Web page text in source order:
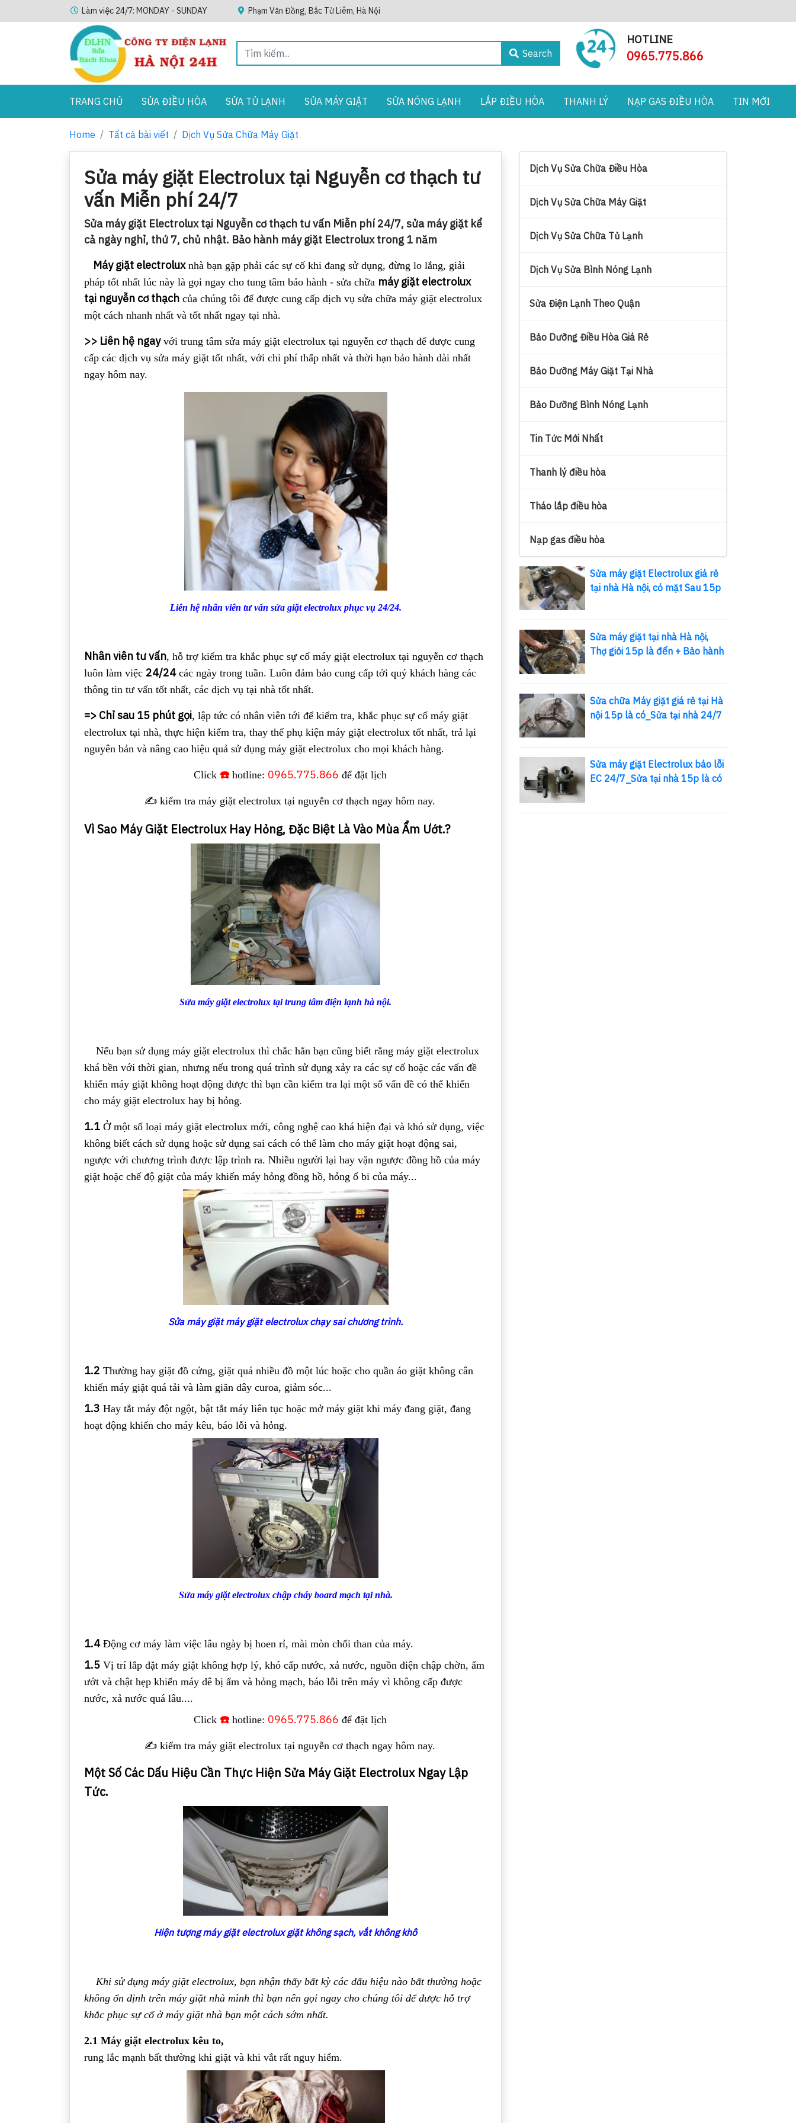
Làm việc 24/7: MONDAY - SUNDAY Phạm Văn Đồng, Bắc Từ Liêm, Hà Nội
Search
HOTLINE
0965.775.866
TRANG CHỦ SỬA ĐIỀU HÒA SỬA TỦ LẠNH SỬA MÁY GIẶT SỬA NÓNG LẠNH LẮP ĐIỀU HÒA THANH LÝ NẠP GAS ĐIỀU HÒA TIN MỚI
Home Tất cả bài viết Dịch Vụ Sửa Chữa Máy Giặt
Sửa máy giặt Electrolux tại Nguyễn cơ thạch tư
vấn Miễn phí 24/7
Sửa máy giặt Electrolux tại Nguyễn cơ thạch tư vấn Miễn phí 24/7, sửa máy giặt kể
cả ngày nghỉ, thứ 7, chủ nhật. Bảo hành máy giặt Electrolux trong 1 năm
Máy giặt electroluxnhà bạn gặp phải các sự cố khi đang sử dụng, đừng lo lắng, giải
pháp tốt nhất lúc này là gọi ngay cho tung tâm bảo hành - sửa chữa máy giặt electrolux
tại nguyễn cơ thạch của chúng tôi để được cung cấp dịch vụ sửa chữa máy giặt electrolux
một cách nhanh nhất và tốt nhất ngay tại nhà.
>> Liên hệ ngayvới trung tâm sửa máy giặt electrolux tại nguyễn cơ thạch để được cung
cấp các dịch vụ sửa máy giặt tốt nhất, với chi phí thấp nhất và thời hạn bảo hành dài nhất
ngay hôm nay.
Liên hệ nhân viên tư vấn sửa giặt electrolux phục vụ 24/24.
Nhân viên tư vấn, hỗ trợ kiểm tra khắc phục sự cố máy giặt electrolux tại nguyễn cơ thạch
luôn làm việc 24/24các ngày trong tuần. Luôn đảm bảo cung cấp tới quý khách hàng các
thông tin tư vấn tốt nhất, các dịch vụ tại nhà tốt nhất.
=> Chỉ sau 15 phút gọi, lập tức có nhân viên tới để kiểm tra, khắc phục sự cố máy giặt
electrolux tại nhà, thực hiện kiểm tra, thay thế phụ kiện máy giặt electrolux tốt nhất, trả lại
nguyên bản và nâng cao hiệu quả sử dụng máy giặt electrolux cho mọi khách hàng.
Click ☎️hotline: 0965.775.866 để đặt lịch
✍️ kiểm tra máy giặt electrolux tại nguyễn cơ thạch ngay hôm nay.
Vì Sao Máy Giặt Electrolux Hay Hỏng, Đặc Biệt Là Vào Mùa Ẩm Ướt.?
Sửa máy giặt electrolux tại trung tâm điện lạnh hà nội.
Nếu bạn sử dụng máy giặt electrolux thì chắc hẳn bạn cũng biết rằng máy giặt electrolux
khá bền với thời gian, nhưng nếu trong quá trình sử dụng xảy ra các sự cố hoặc các vấn đề
khiến máy giặt không hoạt động được thì bạn cần kiểm tra lại một số vấn đề có thể khiến
cho máy giặt electrolux hay bị hỏng.
1.1 Ở một số loại máy giặt electrolux mới, công nghệ cao khá hiện đại và khó sử dụng, việc
không biết cách sử dụng hoặc sử dụng sai cách có thể làm cho máy giặt hoạt động sai,
ngược với chương trình được lập trình ra. Nhiều người lại hay vặn ngược đồng hồ của máy
giặt hoặc chế độ giặt của máy khiến máy hỏng đồng hồ, hỏng ổ bi của máy...
Sửa máy giặt máy giặt electrolux chạy sai chương trình.
1.2 Thường hay giặt đồ cứng, giặt quá nhiều đồ một lúc hoặc cho quần áo giặt không cân
khiến máy giặt quá tải và làm giãn dây curoa, giảm sóc...
1.3 Hay tắt máy đột ngột, bật tắt máy liên tục hoặc mở máy giặt khi máy đang giặt, đang
hoạt động khiến cho máy kêu, báo lỗi và hỏng.
Sửa máy giặt electrolux chập cháy board mạch tại nhà.
1.4Động cơ máy làm việc lâu ngày bị hoen rỉ, mài mòn chổi than của máy.
1.5 Vị trí lắp đặt máy giặt không hợp lý, khó cấp nước, xả nước, nguồn điện chập chờn, ẩm
ướt và chật hẹp khiến máy dê bị ẩm và hỏng mạch, báo lỗi trên máy vì không cấp được
nước, xả nước quá lâu....
Click ☎️hotline: 0965.775.866 để đặt lịch
✍️ kiểm tra máy giặt electrolux tại nguyễn cơ thạch ngay hôm nay.
Một Số Các Dấu Hiệu Cần Thực Hiện Sửa Máy Giặt Electrolux Ngay Lập
Tức.
Hiện tượng máy giặt electrolux giặt không sạch, vắt không khô
Khi sử dụng máy giặt electrolux, bạn nhận thấy bất kỳ các dấu hiệu nào bất thường hoặc
không ổn định trên máy giặt nhà mình thì bạn nên gọi ngay cho chúng tôi để được hỗ trợ
khắc phục sự cố ở máy giặt nhà bạn một cách sớm nhất.
2.1 Máy giặt electrolux kêu to,
rung lắc mạnh bất thường khi giặt và khi vắt rất nguy hiểm.
Dịch Vụ Sửa Chữa Điều Hòa
Dịch Vụ Sửa Chữa Máy Giặt
Dịch Vụ Sửa Chữa Tủ Lạnh
Dịch Vụ Sửa Bình Nóng Lạnh
Sửa Điện Lạnh Theo Quận
Bảo Dưỡng Điều Hòa Giá Rẻ
Bảo Dưỡng Máy Giặt Tại Nhà
Bảo Dưỡng Bình Nóng Lạnh
Tin Tức Mới Nhất
Thanh lý điều hòa
Tháo lắp điều hòa
Nạp gas điều hòa
Sửa máy giặt Electrolux giá rẻ
tại nhà Hà nội, có mặt Sau 15p
Sửa máy giặt tại nhà Hà nội,
Thợ giỏi 15p là đến + Bảo hành
Sửa chữa Máy giặt giá rẻ tại Hà
nội 15p là có_Sửa tại nhà 24/7
Sửa máy giặt Electrolux báo lỗi
EC 24/7_Sửa tại nhà 15p là có